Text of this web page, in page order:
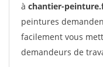
à chantier-
peintures
facilement vous
demandeurs de